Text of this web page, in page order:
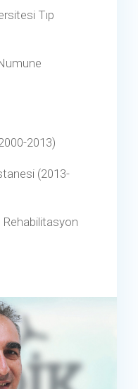
Tıp
2013)
(2013-
Rehabilitasyon